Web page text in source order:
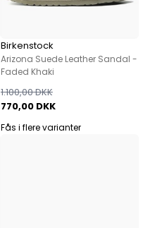
Birkenstock
Arizona Suede Leather Sandal -
Faded Khaki
770,00 DKK
1.100,00 DKK
Fås i flere varianter